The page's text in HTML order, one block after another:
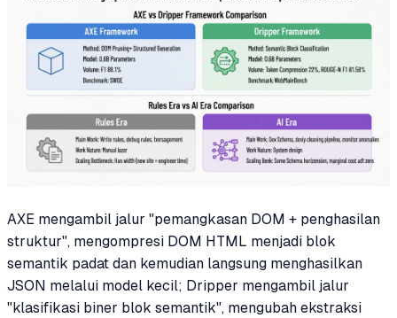
AXE mengambil jalur "pemangkasan DOM + penghasilan
struktur", mengompresi DOM HTML menjadi blok
semantik padat dan kemudian langsung menghasilkan
JSON melalui model kecil; Dripper mengambil jalur
"klasifikasi biner blok semantik", mengubah ekstraksi